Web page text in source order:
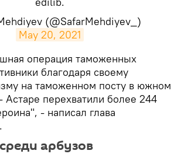
(@SafarMehdiyev_)
May 20, 2021
операция таможенных
благодаря своему
на таможенном посту в южном
Астаре перехватили более 244
- написал глава
арбузов